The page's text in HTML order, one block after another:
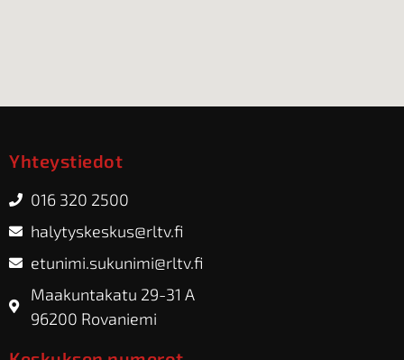
Yhteystiedot
016 320 2500
halytyskeskus@rltv.fi
etunimi.sukunimi@rltv.fi
Maakuntakatu 29-31 A
96200 Rovaniemi